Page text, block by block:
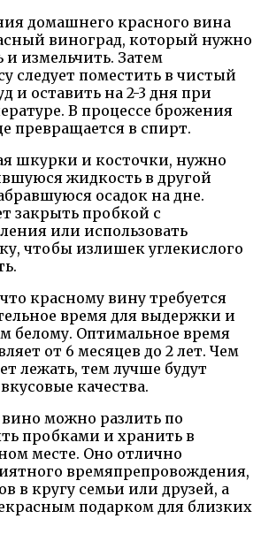
домашнего красного вина
виноград, который нужно
измельчить. Затем
следует поместить в чистый
и оставить на 2-3 дня при
В процессе брожения
превращается в спирт.
шкурки и косточки, нужно
жидкость в другой
осадок на дне.
закрыть пробкой с
или использовать
чтобы излишек углекислого
красному вину требуется
время для выдержки и
белому. Оптимальное время
от 6 месяцев до 2 лет. Чем
лежать, тем лучше будут
качества.
вино можно разлить по
пробками и хранить в
месте. Оно отлично
времяпрепровождения,
в кругу семьи или друзей, а
подарком для близких